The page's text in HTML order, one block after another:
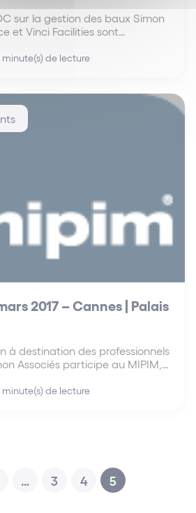
sur la gestion des baux Simon
et Vinci Facilities sont
le jeudi 9 mars 2017 à Paris sur
minute(s) de lecture
2017 – Cannes | Palais
à destination des professionnels
Associés participe au MIPIM,
au 17 mars 2017 à Cannes.
minute(s) de lecture
… 3 4 5